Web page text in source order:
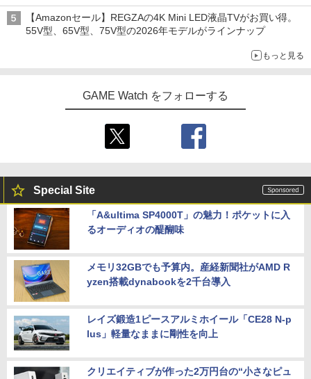
アイスカップに入ったスライムやわたぼう、ベビーサタンなどが
オリジナルアートで登場
【Amazonセール】REGZAの4K Mini LED液晶TVがお買い得。
55V型、65V型、75V型の2026年モデルがラインナップ
もっと見る
GAME Watch をフォローする
Special Site
「A&ultima SP4000T」の魅力！ポケットに入
るオーディオの醍醐味
メモリ32GBでも予算内。産経新聞社がAMD R
yzen搭載dynabookを2千台導入
レイズ鍛造1ピースアルミホイール「CE28 N-p
lus」軽量なままに剛性を向上
クリエイティブが作った2万円台の“小さなピュ